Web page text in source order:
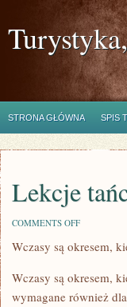
STRONA GŁÓWNA SPIS
Lekcje
COMMENTS OFFON
TAŃCA
W
Wczasy są okresem,
Wczasy są okresem,
wymagane również